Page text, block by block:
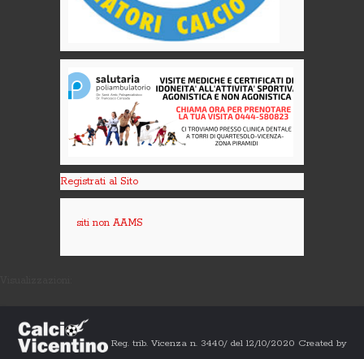
Registrati al Sito
siti non AAMS
Reg. trib. Vicenza n. 3440/ del 12/10/2020 Created by